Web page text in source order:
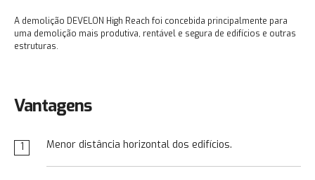
A demolição DEVELON High Reach foi concebida principalmente para
uma demolição mais produtiva, rentável e segura de edifícios e outras
estruturas.
Vantagens
1 Menor distância horizontal dos edifícios.